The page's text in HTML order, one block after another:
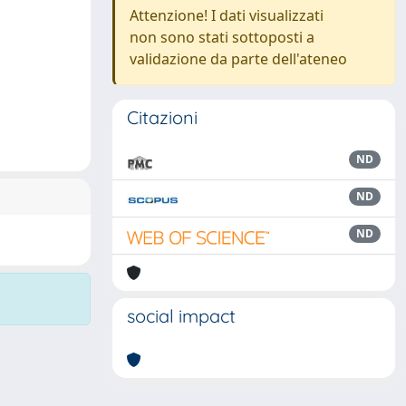
Attenzione! I dati visualizzati
non sono stati sottoposti a
validazione da parte dell'ateneo
Citazioni
ND
ND
ND
social impact